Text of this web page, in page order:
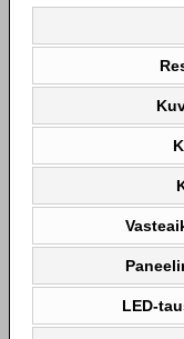
LED-